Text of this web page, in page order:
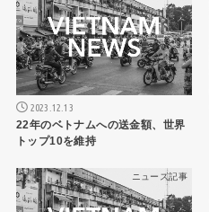
2023.12.13
22年のベトナムへの送金額、世界
トップ10を維持
ニュース記事